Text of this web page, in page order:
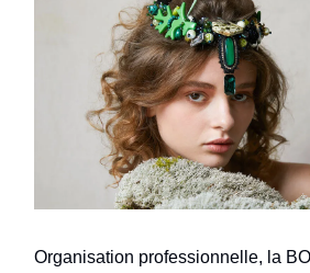
Organisation professionnelle, la